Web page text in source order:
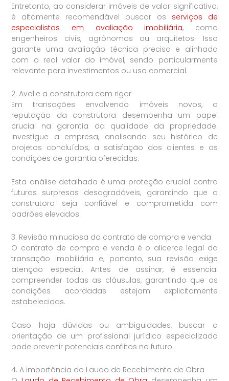
Entretanto, ao considerar imóveis de valor significativo,
é altamente recomendável buscar os serviços de
especialistas em avaliação imobiliária, como
engenheiros civis, agrônomos ou arquitetos. Isso
garante uma avaliação técnica precisa e alinhada
com o real valor do imóvel, sendo particularmente
relevante para investimentos ou uso comercial.
2. Avalie a construtora com rigor
Em transações envolvendo imóveis novos, a
reputação da construtora desempenha um papel
crucial na garantia da qualidade da propriedade.
Investigue a empresa, analisando seu histórico de
projetos concluídos, a satisfação dos clientes e as
condições de garantia oferecidas.
Esta análise detalhada é uma proteção crucial contra
futuras surpresas desagradáveis, garantindo que a
construtora seja confiável e comprometida com
padrões elevados.
3. Revisão minuciosa do contrato de compra e venda
O contrato de compra e venda é o alicerce legal da
transação imobiliária e, portanto, sua revisão exige
atenção especial. Antes de assinar, é essencial
compreender todas as cláusulas, garantindo que as
condições acordadas estejam explicitamente
estabelecidas.
Caso haja dúvidas ou ambiguidades, buscar a
orientação de um profissional jurídico especializado
pode prevenir potenciais conflitos no futuro.
4. A importância do Laudo de Recebimento de Obra